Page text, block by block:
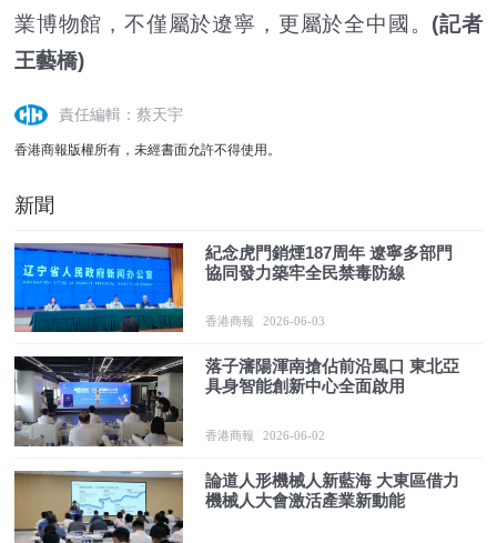
業博物館，不僅屬於遼寧，更屬於全中國。 (記者
王藝橋)
責任編輯：蔡天宇
香港商報版權所有，未經書面允許不得使用。
新聞
紀念虎門銷煙187周年 遼寧多部門
協同發力築牢全民禁毒防線
香港商報 2026-06-03
落子瀋陽渾南搶佔前沿風口 東北亞
具身智能創新中心全面啟用
香港商報 2026-06-02
論道人形機械人新藍海 大東區借力
機械人大會激活產業新動能